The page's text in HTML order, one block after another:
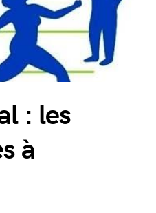
: les
à